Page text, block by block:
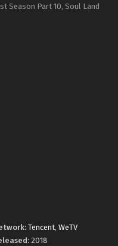
Season Part 10, Soul Land
Tencent, WeTV
2018